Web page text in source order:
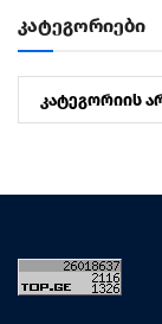
კატეგორიები